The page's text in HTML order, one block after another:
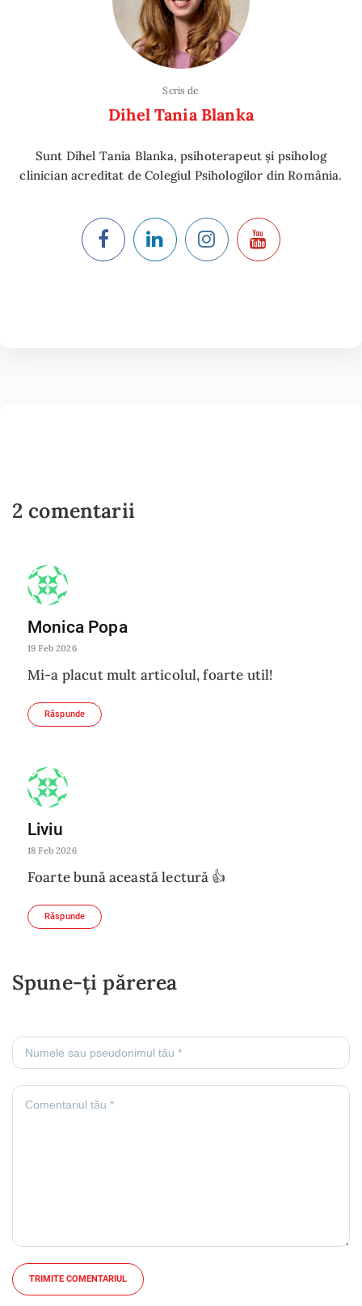
Scris de
Dihel Tania Blanka
Sunt Dihel Tania Blanka, psihoterapeut și psiholog
clinician acreditat de Colegiul Psihologilor din România.
2 comentarii
Monica Popa
19 Feb 2026
Mi-a placut mult articolul, foarte util!
Răspunde
Liviu
18 Feb 2026
Foarte bună această lectură 👍
Răspunde
Spune-ți părerea
TRIMITE COMENTARIUL